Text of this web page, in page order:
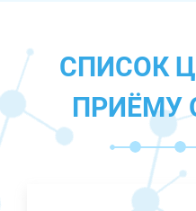
СПИСОК
ПРИЁМУ